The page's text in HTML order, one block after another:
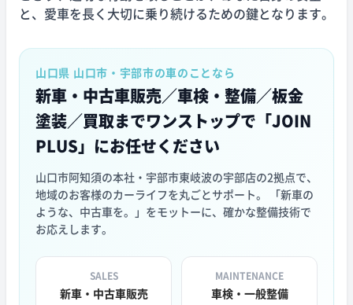
と、愛車を長く大切に乗り続けるための鍵となります。
山口県 山口市・宇部市の車のことなら
新車・中古車販売／車検・整備／板金
塗装／買取までワンストップで「JOIN
PLUS」にお任せください
山口市阿知須の本社・宇部市東岐波の宇部店の2拠点で、
地域のお客様のカーライフを丸ごとサポート。 「新車の
ような、中古車を。」をモットーに、確かな整備技術で
お応えします。
SALES
新車・中古車販売
MAINTENANCE
車検・一般整備